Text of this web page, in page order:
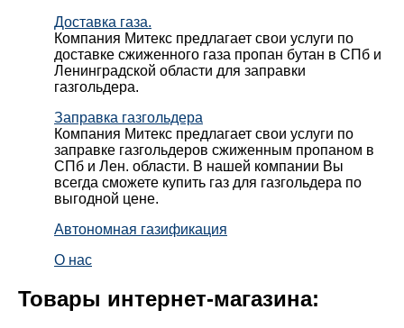
Доставка газа.
Компания Митекс предлагает свои услуги по
доставке сжиженного газа пропан бутан в СПб и
Ленинградской области для заправки
газгольдера.
Заправка газгольдера
Компания Митекс предлагает свои услуги по
заправке газгольдеров сжиженным пропаном в
СПб и Лен. области. В нашей компании Вы
всегда сможете купить газ для газгольдера по
выгодной цене.
Автономная газификация
О нас
Товары интернет-магазина: